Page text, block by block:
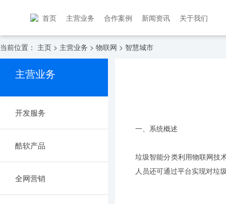
首页 主营业务 合作案例 新闻资讯 关于我们
当前位置： 主页 > 主营业务 > 物联网 > 智慧城市
主营业务
开发服务
酷软产品
全网营销
一、系统概述
垃圾智能分类利用物联网技
人员还可通过平台实现对垃